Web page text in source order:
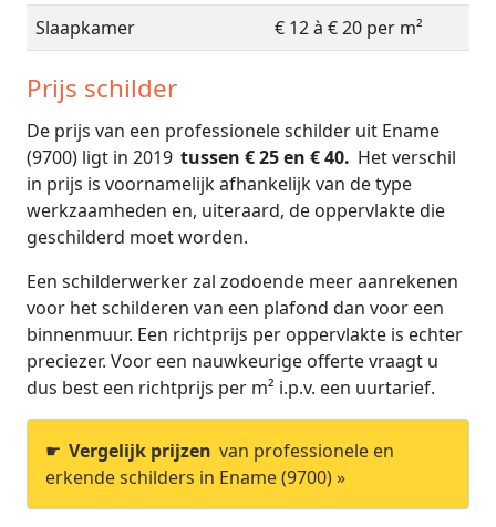
Slaapkamer
€ 12 à € 20 per m²
Prijs schilder
De prijs van een professionele schilder uit Ename
(9700) ligt in 2019 tussen € 25 en € 40. Het verschil
in prijs is voornamelijk afhankelijk van de type
werkzaamheden en, uiteraard, de oppervlakte die
geschilderd moet worden.
Een schilderwerker zal zodoende meer aanrekenen
voor het schilderen van een plafond dan voor een
binnenmuur. Een richtprijs per oppervlakte is echter
preciezer. Voor een nauwkeurige offerte vraagt u
dus best een richtprijs per m² i.p.v. een uurtarief.
☛ Vergelijk prijzen van professionele en
erkende schilders in Ename (9700) »